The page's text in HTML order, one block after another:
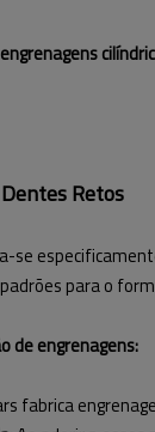
engrenagens
Retos
se
para o
de engrenagens:
fabrica